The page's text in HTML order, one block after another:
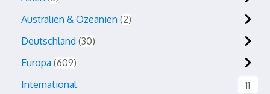
Australien & Ozeanien 2
Deutschland 30
Europa 609
International
11